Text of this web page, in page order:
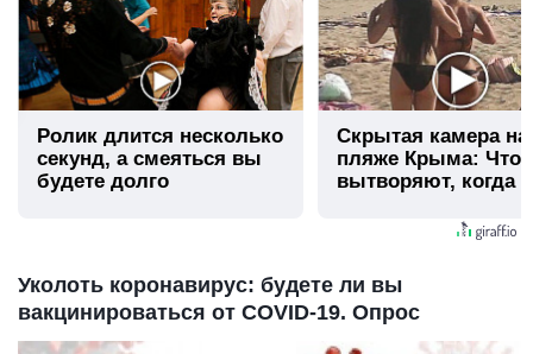
Ролик длится несколько
секунд, а смеяться вы
будете долго
Скрытая камера на
пляже Крыма: Что
вытворяют, когда
Уколоть коронавирус: будете ли вы
вакцинироваться от COVID-19. Опрос